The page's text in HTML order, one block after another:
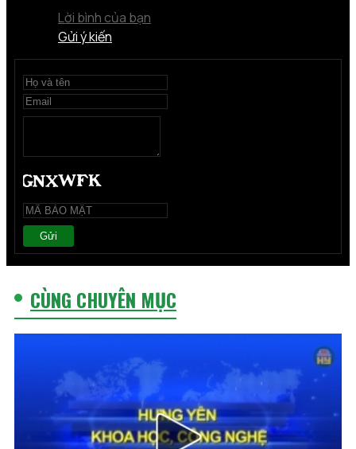
Lời bình của bạn
Gửi ý kiến
Gửi
CÙNG CHUYÊN MỤC